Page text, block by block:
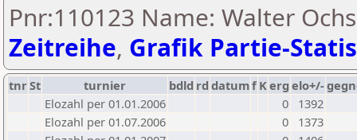
Pnr:110123 Name: Walter
Zeitreihe, Grafik Partie-
tnrSt turnier bdld rd datumf Kerg elo+/-
Elozahl per 01.01.2006
0
1392
Elozahl per 01.07.2006
0
1373